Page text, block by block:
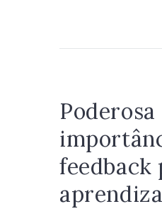
Poderosa
feedback